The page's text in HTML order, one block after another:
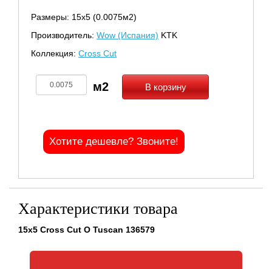
Размеры: 15х5 (0.0075м2)
Производитель: Wow (Испания) KTK
Коллекция: Cross Cut
В корзину
Хотите дешевле? Звоните!
Характеристики товара
15x5 Cross Cut O Tuscan 136579